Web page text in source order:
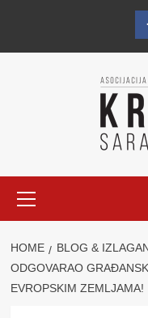
content
Menu
HOME BLOG &
ODGOVARAO
EVROPSKIM ZEMLJAMA!